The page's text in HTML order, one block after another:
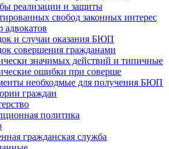
реализации и защиты
свобод законных интерес
адвокатов
и случаи оказания БЮП
совершения гражданами
значимых действий и типичные
ошибки при соверше
необходмые для получения БЮП
граждан
политика
гражданская служба